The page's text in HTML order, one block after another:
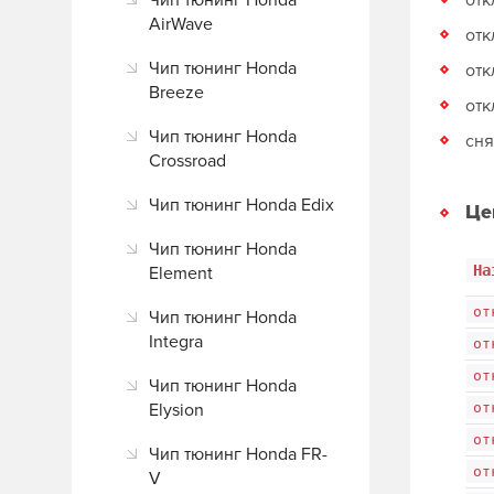
AirWave
Чип тюнинг Honda
Breeze
Чип тюнинг Honda
Crossroad
Чип тюнинг Honda Edix
Чип тюнинг Honda
Element
Чип тюнинг Honda
Integra
Чип тюнинг Honda
Elysion
Чип тюнинг Honda FR-
V